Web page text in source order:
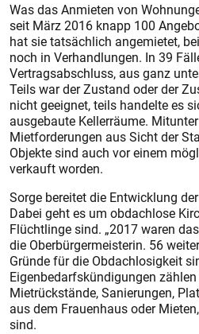
Was das Anmieten von
seit März 2016 knapp 100
hat sie tatsächlich angemietet,
noch in Verhandlungen. In 39
Vertragsabschluss, aus ganz
Teils war der Zustand oder der
nicht geeignet, teils handelte es
ausgebaute Kellerräume.
Mietforderungen aus Sicht der
Objekte sind auch vor einem
verkauft worden.
Sorge bereitet die Entwicklung
Dabei geht es um obdachlose
Flüchtlinge sind. „2017 waren
die Oberbürgermeisterin. 56
Gründe für die Obdachlosigkeit
Eigenbedarfskündigungen
Mietrückstände, Sanierungen,
aus dem Frauenhaus oder
sind.